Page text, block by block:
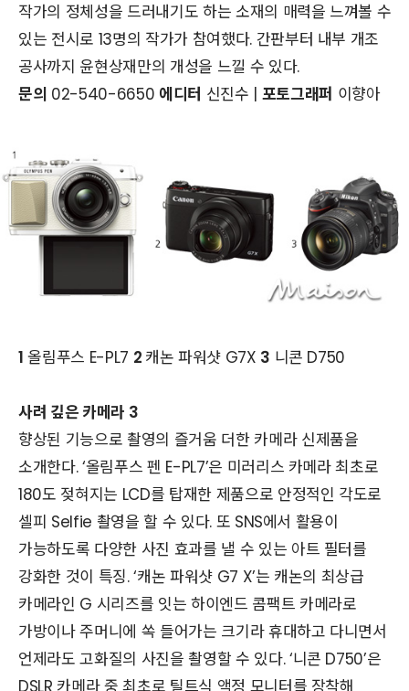
작가의 정체성을 드러내기도 하는 소재의 매력을 느껴볼 수
있는 전시로 13명의 작가가 참여했다. 간판부터 내부 개조
공사까지 윤현상재만의 개성을 느낄 수 있다.
문의 02-540-6650 에디터 신진수 | 포토그래퍼 이향아
1 올림푸스 E-PL7 2 캐논 파워샷 G7X 3 니콘 D750
사려 깊은 카메라 3
향상된 기능으로 촬영의 즐거움 더한 카메라 신제품을
소개한다. ‘올림푸스 펜 E-PL7’은 미러리스 카메라 최초로
180도 젖혀지는 LCD를 탑재한 제품으로 안정적인 각도로
셀피 Selfie 촬영을 할 수 있다. 또 SNS에서 활용이
가능하도록 다양한 사진 효과를 낼 수 있는 아트 필터를
강화한 것이 특징. ‘캐논 파워샷 G7 X’는 캐논의 최상급
카메라인 G 시리즈를 잇는 하이엔드 콤팩트 카메라로
가방이나 주머니에 쏙 들어가는 크기라 휴대하고 다니면서
언제라도 고화질의 사진을 촬영할 수 있다. ‘니콘 D750’은